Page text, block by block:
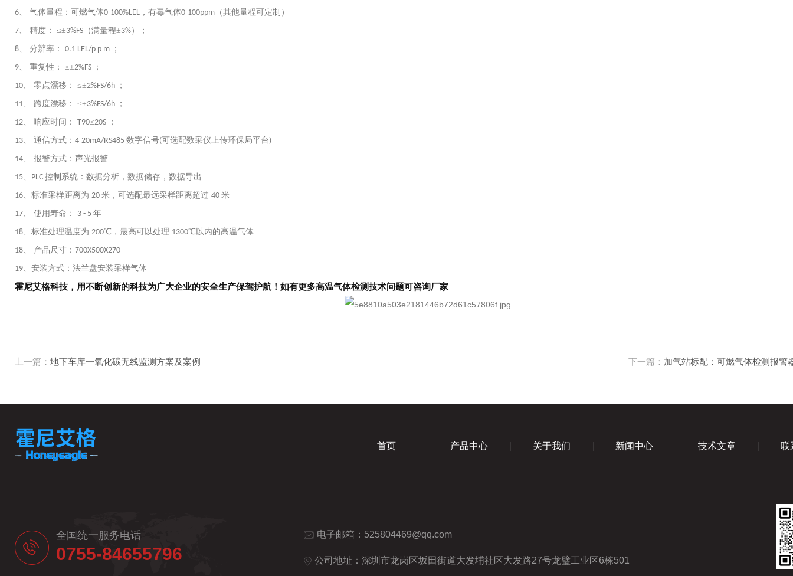
6、 气体量程：可燃气体0-100%LEL ，有毒气体0-100ppm （其他量程可定制）
7、 精度： ≤±3%FS （满量程±3%）；
8、 分辨率： 0.1 LEL/p p m ；
9、 重复性： ≤±2%FS ；
10、 零点漂移： ≤±2%FS/6h ；
11、 跨度漂移： ≤±3%FS/6h ；
12、 响应时间： T90≤20S ；
13、 通信方式： 4-20mA/RS485 数字信号(可选配数采仪上传环保局平台)
14、 报警方式：声光报警
15、 PLC 控制系统：数据分析，数据储存，数据导出
16、标准采样距离为 20 米，可选配最远采样距离超过 40 米
17、 使用寿命： 3 - 5 年
18、标准处理温度为 200℃，最高可以处理 1300℃以内的高温气体
18、 产品尺寸： 700X500X270
19、安装方式：法兰盘安装采样气体
霍尼艾格科技，用不断创新的科技为广大企业的安全生产保驾护航！如有更多高温气体检测技术问题可咨询厂家
上一篇： 地下车库一氧化碳无线监测方案及案例 下一篇： 加气站标配：可燃气体检测报警
首页 产品中心 关于我们 新闻中心 技术文章 联
全国统一服务电话
0755-84655796
电子邮箱： 525804469@qq.com
公司地址：深圳市龙岗区坂田街道大发埔社区大发路27号龙璧工业区6栋501